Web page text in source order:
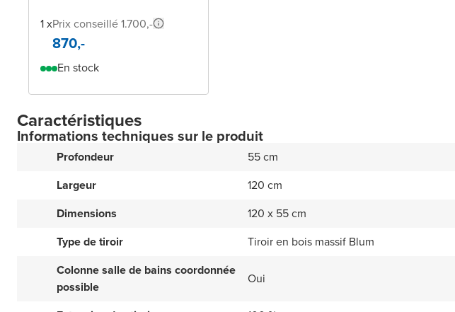
1 xPrix conseillé 1.700,-
870,-
En stock
Caractéristiques
Informations techniques sur le produit
Profondeur
55 cm
Largeur
120 cm
Dimensions
120 x 55 cm
Type de tiroir
Tiroir en bois massif Blum
Colonne salle de bains coordonnée
possible
Oui